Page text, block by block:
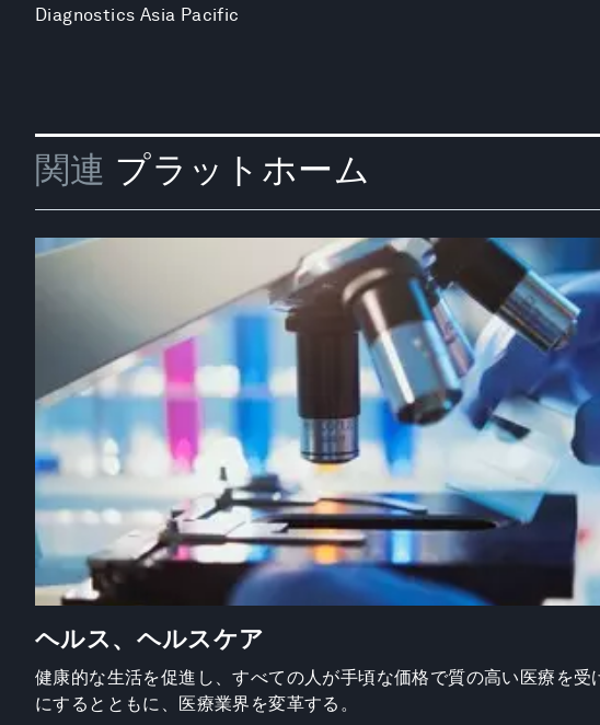
Diagnostics Asia Pacific
関連 プラットホーム
ヘルス、ヘルスケア
健康的な生活を促進し、すべての人が手頃な価格で質の高い医療を受
にするとともに、医療業界を変革する。